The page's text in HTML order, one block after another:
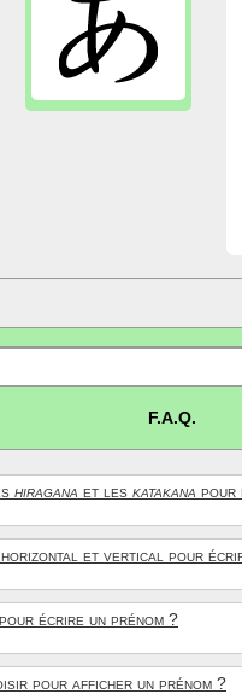
F.A.Q.
hiragana et les katakana pour
et vertical pour
écrire un prénom ?
pour afficher un prénom ?